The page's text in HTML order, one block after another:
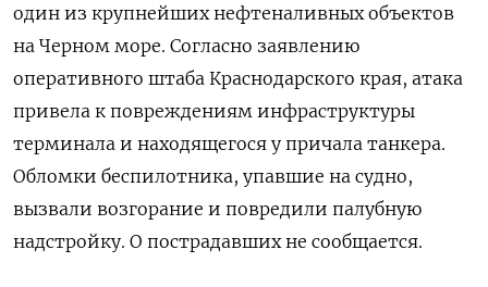
один из крупнейших нефтеналивных объектов
на Черном море. Согласно заявлению
оперативного штаба Краснодарского края, атака
привела к повреждениям инфраструктуры
терминала и находящегося у причала танкера.
Обломки беспилотника, упавшие на судно,
вызвали возгорание и повредили палубную
надстройку. О пострадавших не сообщается.